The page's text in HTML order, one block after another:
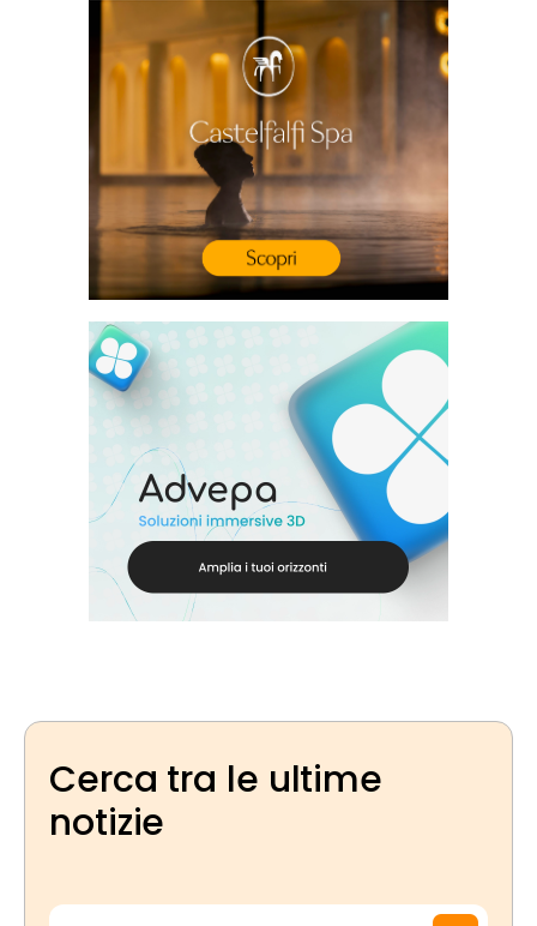
Cerca tra le ultime
notizie